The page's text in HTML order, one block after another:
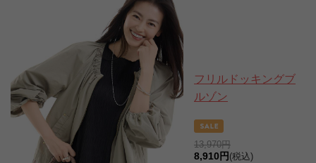
フリルドッキングブ
ルゾン
13,970円
8,910円 (税込)